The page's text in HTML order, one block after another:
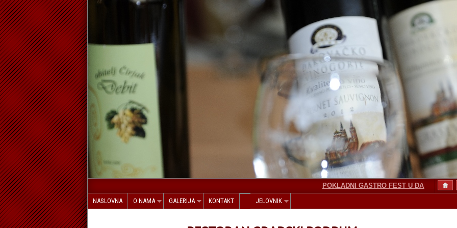
POKLADNI GASTRO FEST U ĐAKOVU
NASLOVNA
O NAMA GALERIJA KONTAKT JELOVNIK